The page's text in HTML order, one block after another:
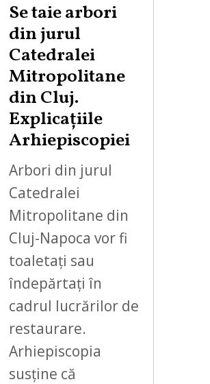
Se taie arbori
din jurul
Catedralei
Mitropolitane
din Cluj.
Explicațiile
Arhiepiscopiei
Arbori din jurul
Catedralei
Mitropolitane din
Cluj-Napoca vor fi
toaletați sau
îndepărtați în
cadrul lucrărilor de
restaurare.
Arhiepiscopia
susține că